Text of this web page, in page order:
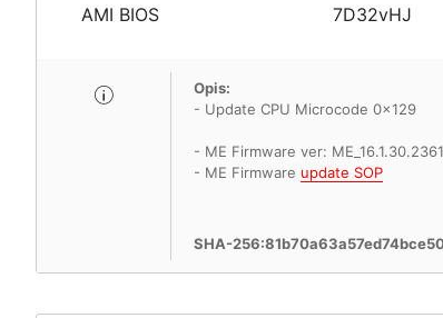
AMI BIOS 7D32vHJ
Opis:
- Update CPU Microcode 0x129
- ME Firmware ver:
- ME Firmware update SOP
SHA-